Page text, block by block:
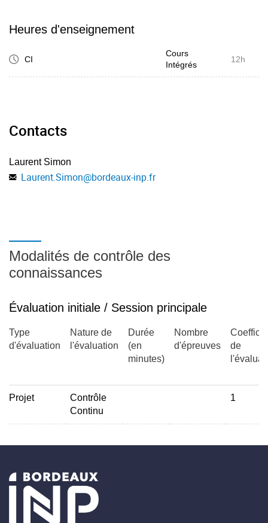
Application à un cas industriel sur données de vision par
Notions de monitoring d'un modèle
Heures d'enseignement
CI
Cours
Intégrés
12h
Contacts
Laurent Simon
Laurent.Simon@bordeaux-inp.fr
Modalités de contrôle des
connaissances
Évaluation initiale / Session principale
Type
d'évaluation
Nature de
l'évaluation
Durée
(en
minutes)
Nombre
d'épreuves
de
Projet
Contrôle
Continu
1